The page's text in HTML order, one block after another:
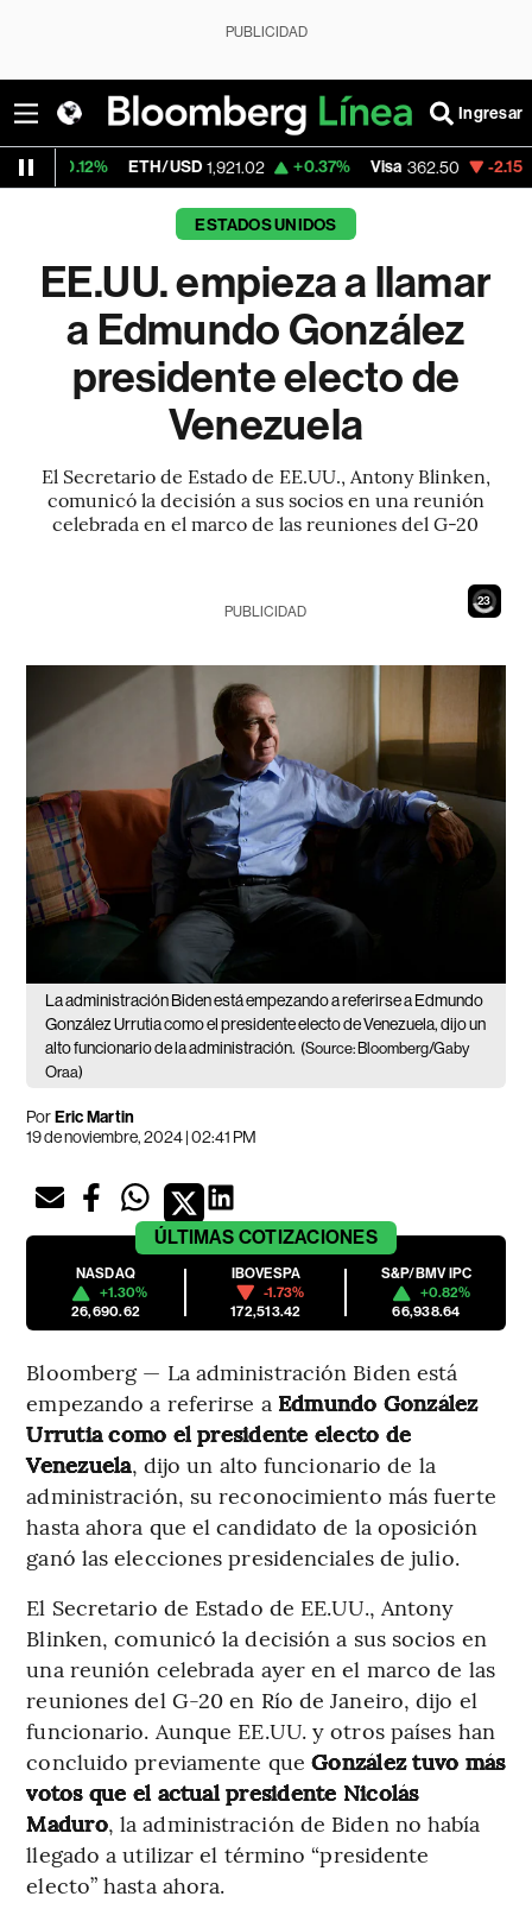
PUBLICIDAD
Ingresar
ETH/USD 1,921.02 +0.37% Visa 362.50 -2.15%
ESTADOS UNIDOS
EE.UU. empieza a llamar
a Edmundo González
presidente electo de
Venezuela
El Secretario de Estado de EE.UU., Antony Blinken,
comunicó la decisión a sus socios en una reunión
celebrada en el marco de las reuniones del G-20
22
PUBLICIDAD
La administración Biden está empezando a referirse a Edmundo
González Urrutia como el presidente electo de Venezuela, dijo un
alto funcionario de la administración. (Source: Bloomberg/Gaby
Oraa)
PorEric Martin
19 de noviembre, 2024 | 02:41 PM
ÚLTIMAS COTIZACIONES
NASDAQ
+1.30%
26,690.62
IBOVESPA
-1.73%
172,513.42
S&P/BMV IPC
+0.82%
66,938.64
Bloomberg — La administración Biden está
empezando a referirse a Edmundo González
Urrutia como el presidente electo de
Venezuela, dijo un alto funcionario de la
administración, su reconocimiento más fuerte
hasta ahora que el candidato de la oposición
ganó las elecciones presidenciales de julio.
El Secretario de Estado de EE.UU., Antony
Blinken, comunicó la decisión a sus socios en
una reunión celebrada ayer en el marco de las
reuniones del G-20 en Río de Janeiro, dijo el
funcionario. Aunque EE.UU. y otros países han
concluido previamente que González tuvo más
votos que el actual presidente Nicolás
Maduro, la administración de Biden no había
llegado a utilizar el término “presidente
electo” hasta ahora.